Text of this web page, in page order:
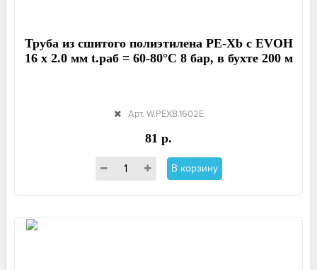
Труба из сшитого полиэтилена PE-Xb с EVOH
16 x 2.0 мм t.раб = 60-80°C 8 бар, в бухте 200 м
Арт. W.PEXB.1602E
81 р.
В корзину